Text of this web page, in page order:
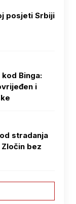
posjeti Srbiji
Binga:
i
stradanja
bez